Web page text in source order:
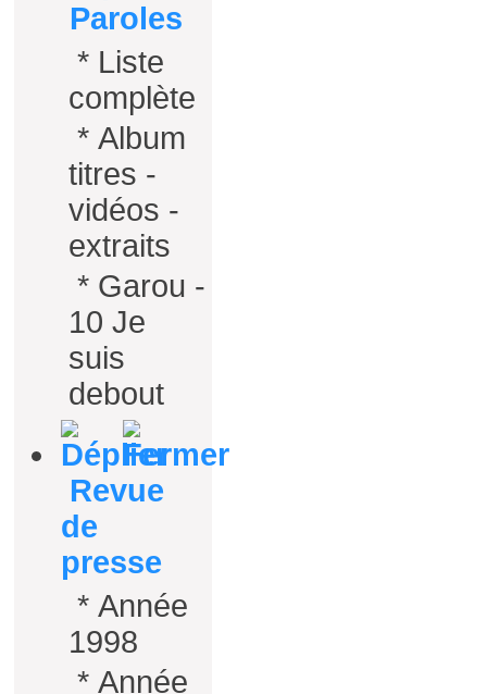
Paroles
* Liste
complète
* Album
titres -
vidéos -
extraits
* Garou -
10 Je
suis
debout
Revue
de
presse
* Année
1998
* Année